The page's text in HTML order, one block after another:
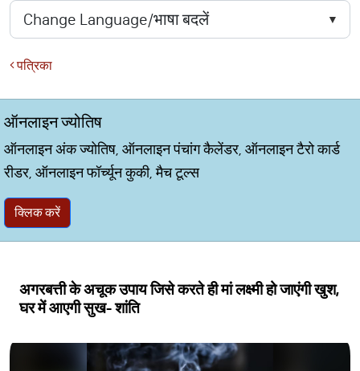
पत्रिका
ऑनलाइन ज्योतिष
ऑनलाइन अंक ज्योतिष, ऑनलाइन पंचांग कैलेंडर, ऑनलाइन टैरो कार्ड
रीडर, ऑनलाइन फॉर्च्यून कुकी, मैच टूल्स
क्लिक करें
अगरबत्ती के अचूक उपाय जिसे करते ही मां लक्ष्मी हो जाएंगी खुश,
घर में आएगी सुख- शांति